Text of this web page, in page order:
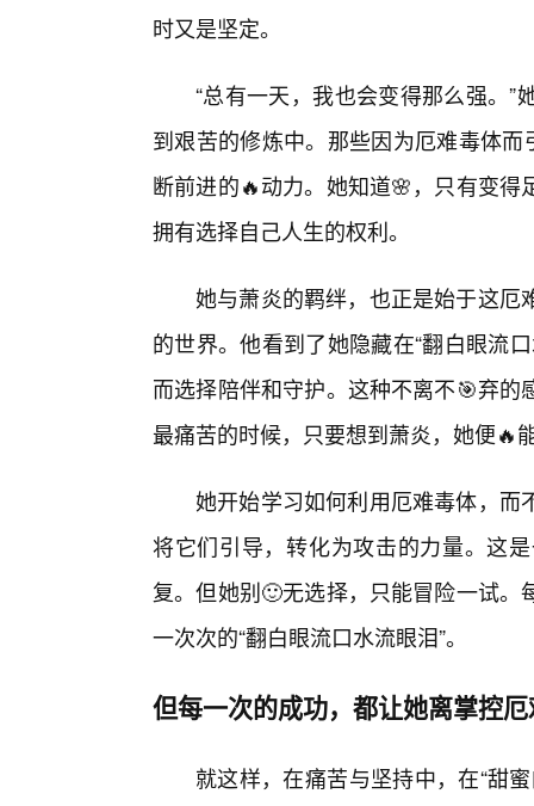
时又是坚定。
“总有一天，我也会变得那么强。
到艰苦的修炼中。那些因为厄难毒体
断前进的🔥动力。她知道🌸，只有变
拥有选择自己人生的权利。
她与萧炎的羁绊，也正是始于这厄
的世界。他看到了她隐藏在“翻白眼流
而选择陪伴和守护。这种不离不🎯弃
最痛苦的时候，只要想到萧炎，她便🔥
她开始学习如何利用厄难毒体，而
将它们引导，转化为攻击的力量。这
复。但她别🙂无选择，只能冒险一试
一次次的“翻白眼流口水流眼泪”。
但每一次的成功，都让她离掌控
就这样，在痛苦与坚持中，在“甜